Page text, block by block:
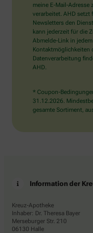
Sie
bitte
den
Schlüssel.
meine E-Mail-Adresse
verarbeitet. AHD setzt
Newsletters den
kann jederzeit für die
Abmelde-Link in
Kontaktmöglichkeiten
Datenverarbeitung
AHD.
* Coupon-
31.12.2026.
gesamte Sortiment,
Information der
Kreuz-Apotheke
Inhaber: Dr. Theresa Bayer
Merseburger Str. 210
06130 Halle